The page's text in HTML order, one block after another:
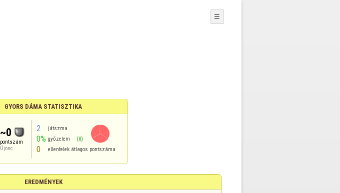
☰
GYORS DÁMA STATISZTIKA
~0
pontszám
Újonc
2 játszma
0% győzelem (0)
0 ellenfelek átlagos pontszáma
EREDMÉNYEK